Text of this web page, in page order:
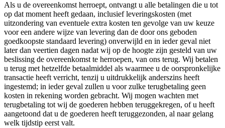
Als u de overeenkomst herroept, ontvangt u alle betalingen die u tot
op dat moment heeft gedaan, inclusief leveringskosten (met
uitzondering van eventuele extra kosten ten gevolge van uw keuze
voor een andere wijze van levering dan de door ons geboden
goedkoopste standaard levering) onverwijld en in ieder geval niet
later dan veertien dagen nadat wij op de hoogte zijn gesteld van uw
beslissing de overeenkomst te herroepen, van ons terug. Wij betalen
u terug met hetzelfde betaalmiddel als waarmee u de oorspronkelijke
transactie heeft verricht, tenzij u uitdrukkelijk anderszins heeft
ingestemd; in ieder geval zullen u voor zulke terugbetaling geen
kosten in rekening worden gebracht. Wij mogen wachten met
terugbetaling tot wij de goederen hebben teruggekregen, of u heeft
aangetoond dat u de goederen heeft teruggezonden, al naar gelang
welk tijdstip eerst valt.